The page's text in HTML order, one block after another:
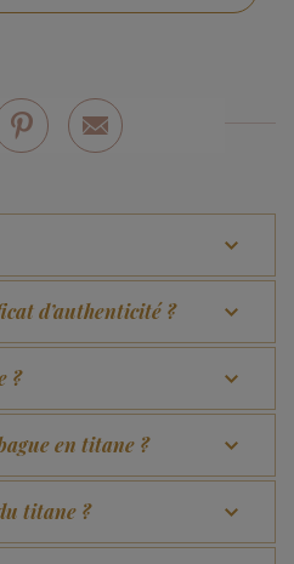
d’authenticité ?
?
en titane ?
titane ?